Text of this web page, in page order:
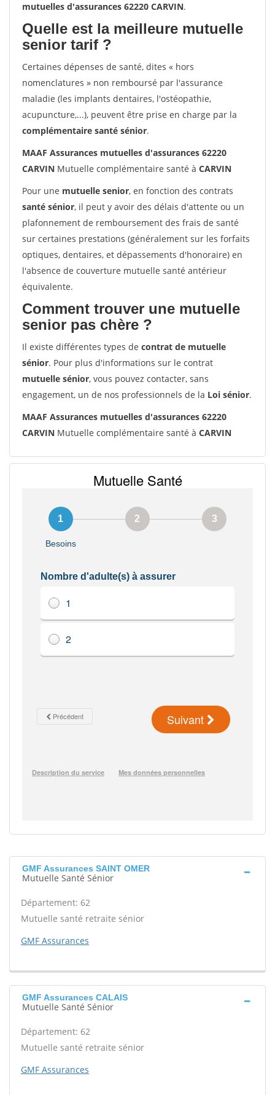
mutuelles d'assurances 62220 CARVIN.
Quelle est la meilleure mutuelle
senior tarif ?
Certaines dépenses de santé, dites « hors
nomenclatures » non remboursé par l'assurance
maladie (les implants dentaires, l'ostéopathie,
acupuncture,...), peuvent être prise en charge par la
complémentaire santé sénior.
MAAF Assurances mutuelles d'assurances 62220
CARVIN Mutuelle complémentaire santé à CARVIN
Pour une mutuelle senior, en fonction des contrats
santé sénior, il peut y avoir des délais d'attente ou un
plafonnement de remboursement des frais de santé
sur certaines prestations (généralement sur les forfaits
optiques, dentaires, et dépassements d'honoraire) en
l'absence de couverture mutuelle santé antérieur
équivalente.
Comment trouver une mutuelle
senior pas chère ?
Il existe différentes types de contrat de mutuelle
sénior. Pour plus d'informations sur le contrat
mutuelle sénior, vous pouvez contacter, sans
engagement, un de nos professionnels de la Loi sénior.
MAAF Assurances mutuelles d'assurances 62220
CARVIN Mutuelle complémentaire santé à CARVIN
GMF Assurances SAINT OMER
Mutuelle Santé Sénior
Département: 62
Mutuelle santé retraite sénior
GMF Assurances
GMF Assurances CALAIS
Mutuelle Santé Sénior
Département: 62
Mutuelle santé retraite sénior
GMF Assurances